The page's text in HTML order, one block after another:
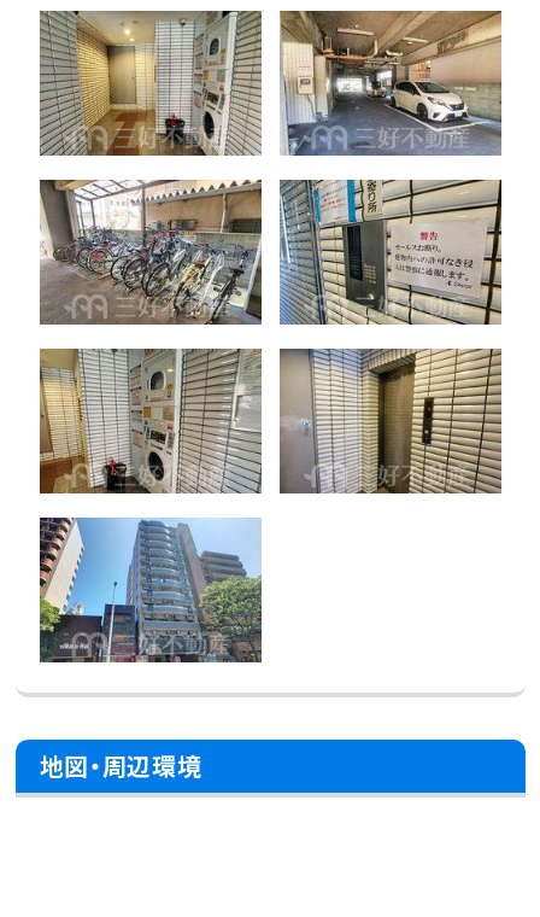
地図・周辺環境